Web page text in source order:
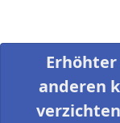
anderen